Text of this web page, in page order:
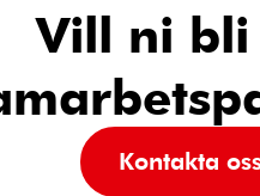
Vill ni
Kontakta